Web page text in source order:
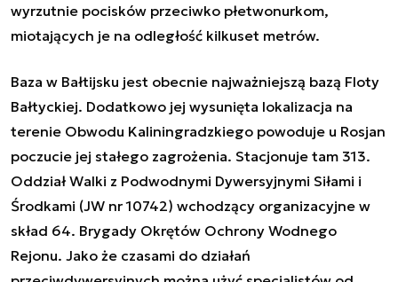
wyrzutnie pocisków przeciwko płetwonurkom,
miotających je na odległość kilkuset metrów.
Baza w Bałtijsku jest obecnie najważniejszą bazą Floty
Bałtyckiej. Dodatkowo jej wysunięta lokalizacja na
terenie Obwodu Kaliningradzkiego powoduje u Rosjan
poczucie jej stałego zagrożenia. Stacjonuje tam 313.
Oddział Walki z Podwodnymi Dywersyjnymi Siłami i
Środkami (JW nr 10742) wchodzący organizacyjne w
skład 64. Brygady Okrętów Ochrony Wodnego
Rejonu. Jako że czasami do działań